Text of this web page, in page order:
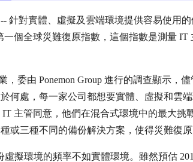
針對實體、虛擬及雲端環境提供容易使用
一個全球災難復原指數，這個指數是測量 IT
，委由 Ponemon Group 進行的調查顯示，
何處，每一家公司都想要實體、虛擬和雲
主管同意，他們在混合式環境中的最大挑
或三種不同的備份解決方案，使得災難復原
擬環境的頻率不如實體環境。雖然預估